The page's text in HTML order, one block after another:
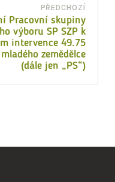
PŘEDCHOZÍ
Pracovní skupiny
výboru SP SZP k
intervence 49.75
zemědělce
(dále jen „PS“)